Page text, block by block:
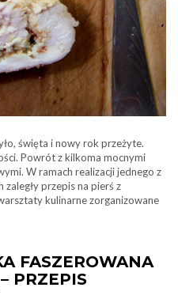
święta i nowy rok przeżyte.
Powrót z kilkoma mocnymi
W ramach realizacji jednego z
zaległy przepis na pierś z
kulinarne zorganizowane
FASZEROWANA
PRZEPIS